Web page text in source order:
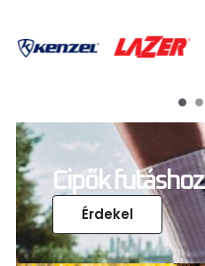
Cipők futáshoz
Érdekel